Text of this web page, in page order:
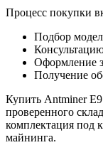
Процесс покупки
Подбор
Оформление
Получение
Купить Antminer
проверенного
комплектация под
майнинга.